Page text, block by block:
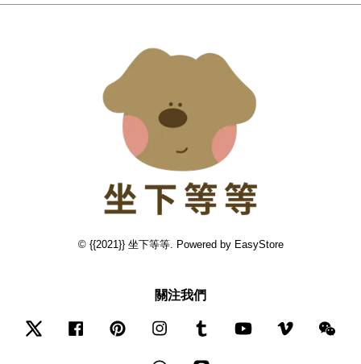
© {{2021}} 坐下等等. Powered by EasyStore
關注我們
Twitter Facebook Pinterest Instagram Tumblr YouTube Vimeo